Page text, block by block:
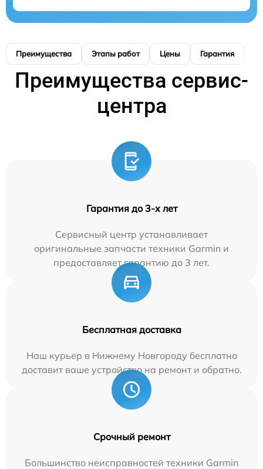
Преимущества Этапы работ Цены Гарантия
Преимущества сервис-
центра
Гарантия до 3-х лет
Сервисный центр устанавливает
оригинальные запчасти техники Garmin и
предоставляет гарантию до 3 лет.
Бесплатная доставка
Наш курьер в Нижнему Новгороду бесплатно
доставит ваше устройство на ремонт и обратно.
Срочный ремонт
Большинство неисправностей техники Garmin